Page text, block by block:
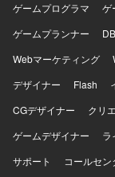
ゲームプログラマ
ゲ
ゲームプランナー
Webマーケティング
デザイナー
Flash
CGデザイナー
クリ
ゲームデザイナー
ラ
サポート
コールセン